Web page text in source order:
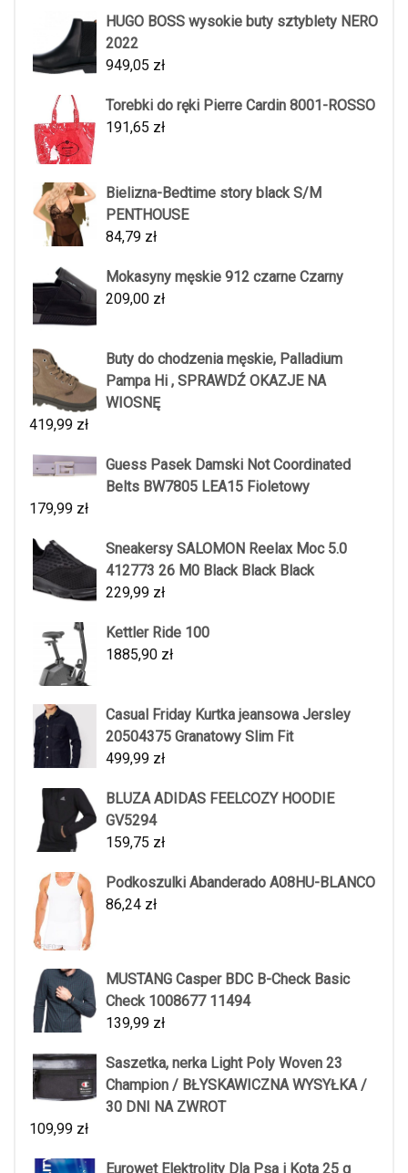
HUGO BOSS wysokie buty sztyblety NERO
2022
949,05 zł
Torebki do ręki Pierre Cardin 8001-ROSSO
191,65 zł
Bielizna-Bedtime story black S/M
PENTHOUSE
84,79 zł
Mokasyny męskie 912 czarne Czarny
209,00 zł
Buty do chodzenia męskie, Palladium
Pampa Hi , SPRAWDŹ OKAZJE NA
WIOSNĘ
419,99 zł
Guess Pasek Damski Not Coordinated
Belts BW7805 LEA15 Fioletowy
179,99 zł
Sneakersy SALOMON Reelax Moc 5.0
412773 26 M0 Black Black Black
229,99 zł
Kettler Ride 100
1885,90 zł
Casual Friday Kurtka jeansowa Jersley
20504375 Granatowy Slim Fit
499,99 zł
BLUZA ADIDAS FEELCOZY HOODIE
GV5294
159,75 zł
Podkoszulki Abanderado A08HU-BLANCO
86,24 zł
MUSTANG Casper BDC B-Check Basic
Check 1008677 11494
139,99 zł
Saszetka, nerka Light Poly Woven 23
Champion / BŁYSKAWICZNA WYSYŁKA /
30 DNI NA ZWROT
109,99 zł
Eurowet Elektrolity Dla Psa i Kota 25 g